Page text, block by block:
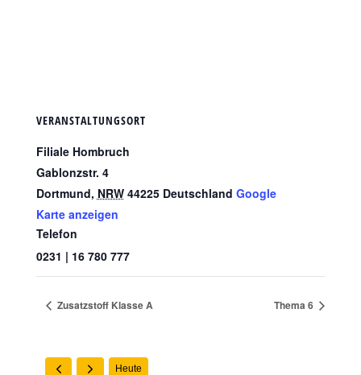
VERANSTALTUNGSORT
Filiale Hombruch
Gablonzstr. 4
Dortmund, NRW 44225 Deutschland Google
Karte anzeigen
Telefon
0231 | 16 780 777
Zusatzstoff Klasse A Thema 6
Heute